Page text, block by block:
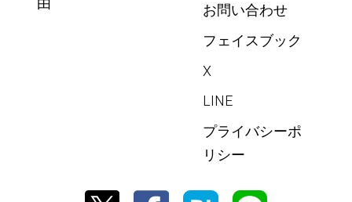
お問い合わせ
フェイスブック
X
LINE
プライバシーポ
リシー